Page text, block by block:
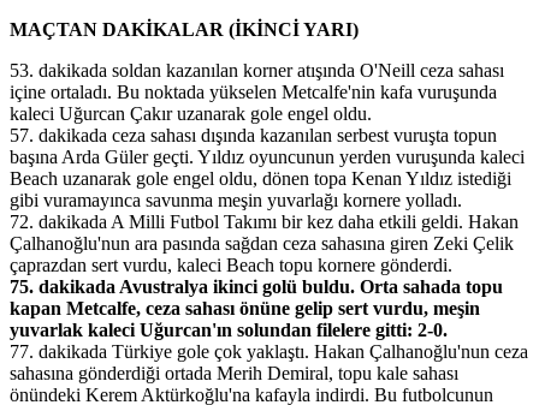
MAÇTAN DAKİKALAR (İKİNCİ YARI)
53. dakikada soldan kazanılan korner atışında O'Neill ceza sahası
içine ortaladı. Bu noktada yükselen Metcalfe'nin kafa vuruşunda
kaleci Uğurcan Çakır uzanarak gole engel oldu.
57. dakikada ceza sahası dışında kazanılan serbest vuruşta topun
başına Arda Güler geçti. Yıldız oyuncunun yerden vuruşunda kaleci
Beach uzanarak gole engel oldu, dönen topa Kenan Yıldız istediği
gibi vuramayınca savunma meşin yuvarlağı kornere yolladı.
72. dakikada A Milli Futbol Takımı bir kez daha etkili geldi. Hakan
Çalhanoğlu'nun ara pasında sağdan ceza sahasına giren Zeki Çelik
çaprazdan sert vurdu, kaleci Beach topu kornere gönderdi.
75. dakikada Avustralya ikinci golü buldu. Orta sahada topu
kapan Metcalfe, ceza sahası önüne gelip sert vurdu, meşin
yuvarlak kaleci Uğurcan'ın solundan filelere gitti: 2-0.
77. dakikada Türkiye gole çok yaklaştı. Hakan Çalhanoğlu'nun ceza
sahasına gönderdiği ortada Merih Demiral, topu kale sahası
önündeki Kerem Aktürkoğlu'na kafayla indirdi. Bu futbolcunun